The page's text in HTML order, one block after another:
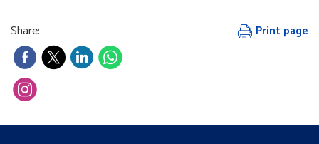
Share: Print page